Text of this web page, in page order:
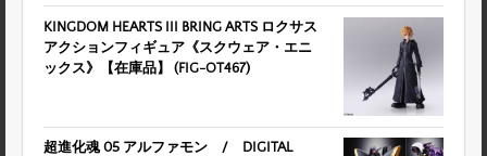
KINGDOM HEARTS III BRING ARTS ロクサス
アクションフィギュア《スクウェア・エニ
ックス》【在庫品】 (FIG-OT467)
超進化魂 05 アルファモン / DIGITAL